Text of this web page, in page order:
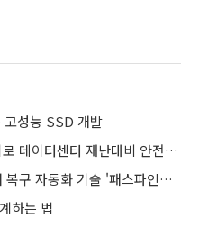
고성능 SSD 개발
정부, 리튬배터리 화재 계기로 데이터센터 재난대비 안전관리 강화
kt cloud, 데이터센터 장애 복구 자동화 기술 '패스파인더' 특허 출원
하는 법